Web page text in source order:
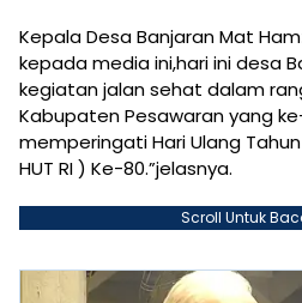
Kepala Desa Banjaran Mat
kepada media ini,hari ini desa
kegiatan jalan sehat dalam
Kabupaten Pesawaran yang
memperingati Hari Ulang
HUT RI ) Ke-80.”jelasnya.
Scroll Untuk